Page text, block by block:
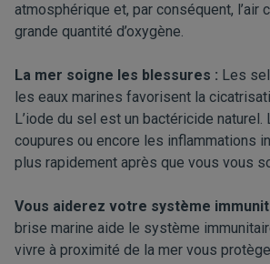
atmosphérique et, par conséquent, l’air
grande quantité d’oxygène.
La mer soigne les blessures : Les
les eaux marines favorisent la
L’iode du sel est un bactéricide naturel.
coupures ou encore les inflammations
plus rapidement après que vous vous
Vous aiderez votre système
brise marine aide le système
vivre à proximité de la mer vous